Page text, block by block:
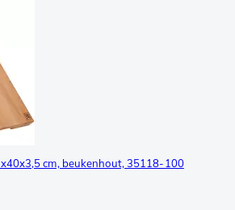
cm, beukenhout, 35118-100